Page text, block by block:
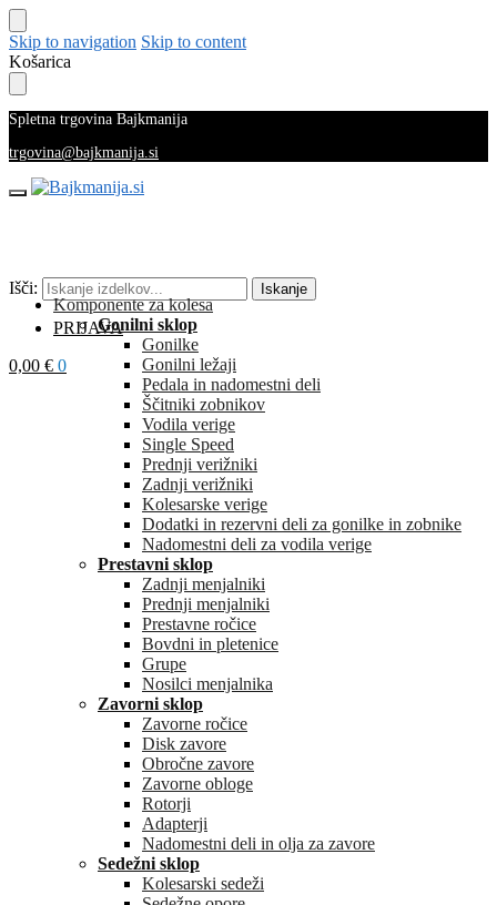
Skip to navigation Skip to content
Košarica
Spletna trgovina Bajkmanija
trgovina@bajkmanija.si
Išči: Iskanje
PRIJAVA
0,00 € 0
Komponente za kolesa
Gonilni sklop
Gonilke
Gonilni ležaji
Pedala in nadomestni deli
Ščitniki zobnikov
Vodila verige
Single Speed
Prednji verižniki
Zadnji verižniki
Kolesarske verige
Dodatki in rezervni deli za gonilke in zobnike
Nadomestni deli za vodila verige
Prestavni sklop
Zadnji menjalniki
Prednji menjalniki
Prestavne ročice
Bovdni in pletenice
Grupe
Nosilci menjalnika
Zavorni sklop
Zavorne ročice
Disk zavore
Obročne zavore
Zavorne obloge
Rotorji
Adapterji
Nadomestni deli in olja za zavore
Sedežni sklop
Kolesarski sedeži